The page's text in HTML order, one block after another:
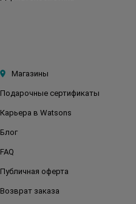
Магазины
Подарочные сертификаты
Карьера в Watsons
Блог
FAQ
Публичная оферта
Возврат заказа